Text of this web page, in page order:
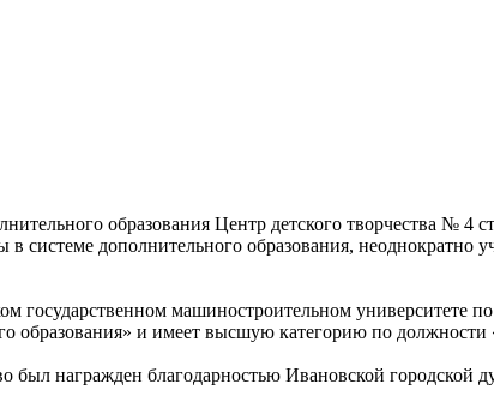
образования Центр детского творчества № 4
дополнительного образования, неоднократно
государственном машиностроительном
образования» и имеет высшую категорию по должности
был награжден благодарностью Ивановской городской